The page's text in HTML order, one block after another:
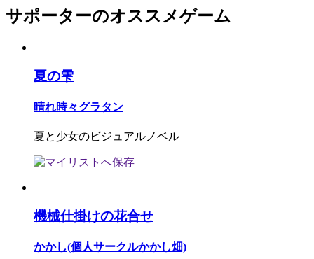
サポーターのオススメゲーム
夏の雫
晴れ時々グラタン
夏と少女のビジュアルノベル
機械仕掛けの花合せ
かかし(個人サークルかかし畑)